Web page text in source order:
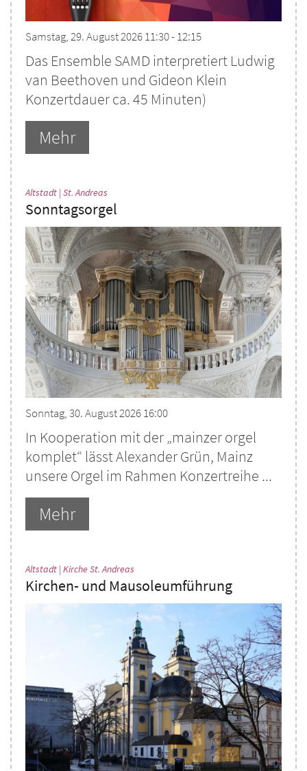
Samstag, 29. August 2026 11:30 - 12:15
Das Ensemble SAMD interpretiert Ludwig
van Beethoven und Gideon Klein
Konzertdauer ca. 45 Minuten)
Mehr
Altstadt | St. Andreas
Sonntagsorgel
Sonntag, 30. August 2026 16:00
In Kooperation mit der „mainzer orgel
komplet“ lässt Alexander Grün, Mainz
unsere Orgel im Rahmen Konzertreihe ...
Mehr
Altstadt | Kirche St. Andreas
Kirchen- und Mausoleumführung